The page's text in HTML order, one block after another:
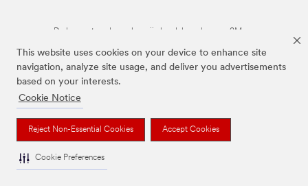
This website uses cookies on your device to enhance site
navigation, analyze site usage, and deliver you advertisements
based on your interests.
Cookie Notice
Reject Non-Essential Cookies Accept Cookies
Cookie Preferences
De bovenstaande merken zijn handelsmerken van 3M.we